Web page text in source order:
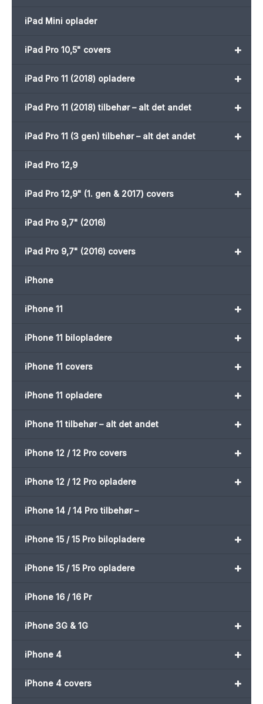
iPad Mini oplader
+
iPad Pro 10,5" covers
+
iPad Pro 11 (2018) opladere
+
iPad Pro 11 (2018) tilbehør – alt det andet
+
iPad Pro 11 (3 gen) tilbehør – alt det andet
iPad Pro 12,9
+
iPad Pro 12,9" (1. gen & 2017) covers
iPad Pro 9,7" (2016)
+
iPad Pro 9,7" (2016) covers
iPhone
+
iPhone 11
+
iPhone 11 bilopladere
+
iPhone 11 covers
+
iPhone 11 opladere
+
iPhone 11 tilbehør – alt det andet
+
iPhone 12 / 12 Pro covers
+
iPhone 12 / 12 Pro opladere
iPhone 14 / 14 Pro tilbehør –
+
iPhone 15 / 15 Pro bilopladere
+
iPhone 15 / 15 Pro opladere
iPhone 16 / 16 Pr
+
iPhone 3G & 1G
+
iPhone 4
+
iPhone 4 covers